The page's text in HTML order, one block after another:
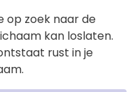
op zoek naar de
kan loslaten.
rust in je